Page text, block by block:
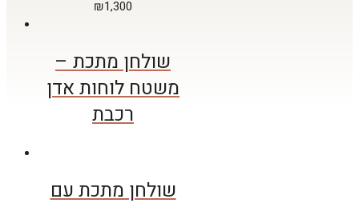
₪1,300
שולחן מתכת –
משטח לוחות אדן
רכבת
שולחן מתכת עם